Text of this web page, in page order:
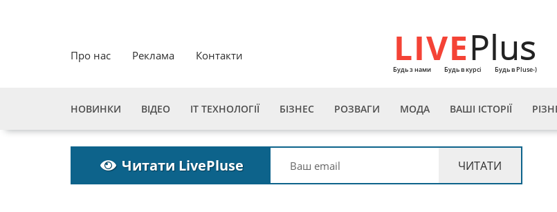
Про нас Реклама Контакти LIVEPlus
Будь з нами Будь в курсі Будь в Pluse-)
НОВИНКИ ВІДЕО ІТ ТЕХНОЛОГІЇ БІЗНЕС РОЗВАГИ МОДА ВАШІ ІСТОРІЇ
Читати LivePluse